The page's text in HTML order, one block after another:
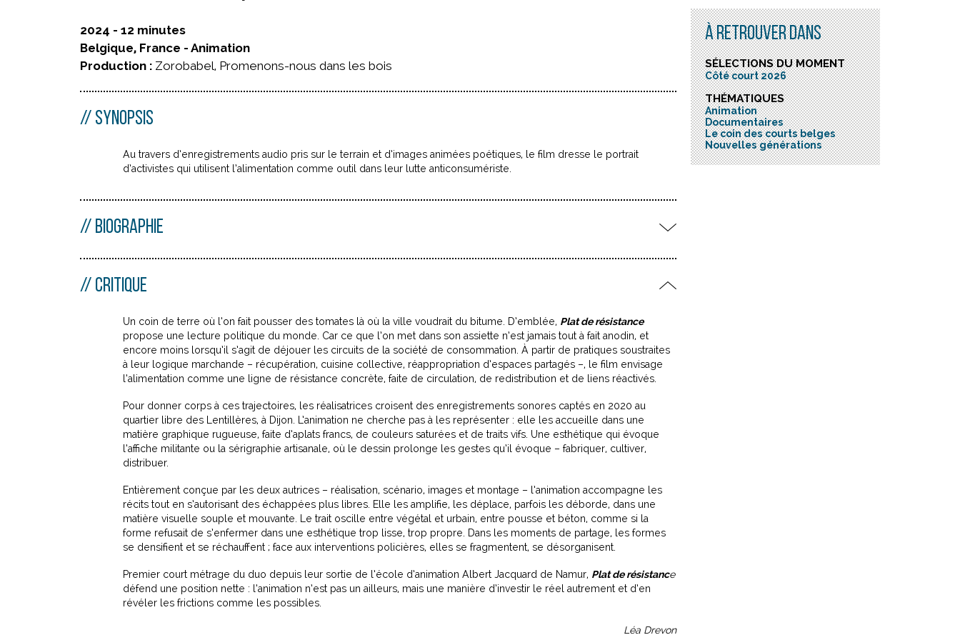
2024 - 12 minutes
Belgique, France - Animation
Production : Zorobabel, Promenons-nous dans les bois
SYNOPSIS
Au travers d’enregistrements audio pris sur le terrain et d’images animées poétiques, le film dresse le portrait
d’activistes qui utilisent l’alimentation comme outil dans leur lutte anticonsumériste.
BIOGRAPHIE
CRITIQUE
Un coin de terre où l’on fait pousser des tomates là où la ville voudrait du bitume. D’emblée, Plat de résistance
propose une lecture politique du monde. Car ce que l’on met dans son assiette n’est jamais tout à fait anodin, et
encore moins lorsqu’il s’agit de déjouer les circuits de la société de consommation. À partir de pratiques soustraites
à leur logique marchande – récupération, cuisine collective, réappropriation d’espaces partagés –, le film envisage
l’alimentation comme une ligne de résistance concrète, faite de circulation, de redistribution et de liens réactivés.
Pour donner corps à ces trajectoires, les réalisatrices croisent des enregistrements sonores captés en 2020 au
quartier libre des Lentillères, à Dijon. L’animation ne cherche pas à les représenter : elle les accueille dans une
matière graphique rugueuse, faite d’aplats francs, de couleurs saturées et de traits vifs. Une esthétique qui évoque
l’affiche militante ou la sérigraphie artisanale, où le dessin prolonge les gestes qu’il évoque – fabriquer, cultiver,
distribuer.
Entièrement conçue par les deux autrices – réalisation, scénario, images et montage – l’animation accompagne les
récits tout en s’autorisant des échappées plus libres. Elle les amplifie, les déplace, parfois les déborde, dans une
matière visuelle souple et mouvante. Le trait oscille entre végétal et urbain, entre pousse et béton, comme si la
forme refusait de s’enfermer dans une esthétique trop lisse, trop propre. Dans les moments de partage, les formes
se densifient et se réchauffent ; face aux interventions policières, elles se fragmentent, se désorganisent.
Premier court métrage du duo depuis leur sortie de l’école d’animation Albert Jacquard de Namur, Plat de résistance
défend une position nette : l’animation n’est pas un ailleurs, mais une manière d’investir le réel autrement et d’en
révéler les frictions comme les possibles.
Léa Drevon
À RETROUVER DANS
SÉLECTIONS DU MOMENT
Côté court 2026
THÉMATIQUES
Animation
Documentaires
Le coin des courts belges
Nouvelles générations